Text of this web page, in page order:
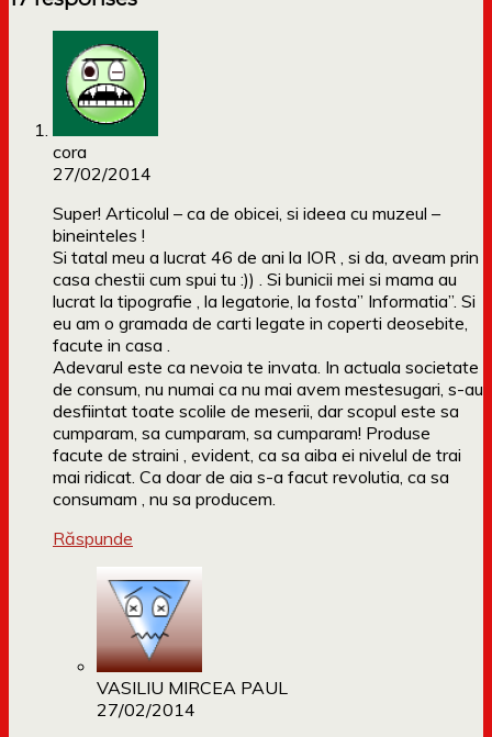
cora
27/02/2014
Super! Articolul – ca de obicei, si ideea cu muzeul –
bineinteles !
Si tatal meu a lucrat 46 de ani la IOR , si da, aveam prin
casa chestii cum spui tu :)) . Si bunicii mei si mama au
lucrat la tipografie , la legatorie, la fosta” Informatia”. Si
eu am o gramada de carti legate in coperti deosebite,
facute in casa .
Adevarul este ca nevoia te invata. In actuala societate
de consum, nu numai ca nu mai avem mestesugari, s-au
desfiintat toate scolile de meserii, dar scopul este sa
cumparam, sa cumparam, sa cumparam! Produse
facute de straini , evident, ca sa aiba ei nivelul de trai
mai ridicat. Ca doar de aia s-a facut revolutia, ca sa
consumam , nu sa producem.
Răspunde
VASILIU MIRCEA PAUL
27/02/2014